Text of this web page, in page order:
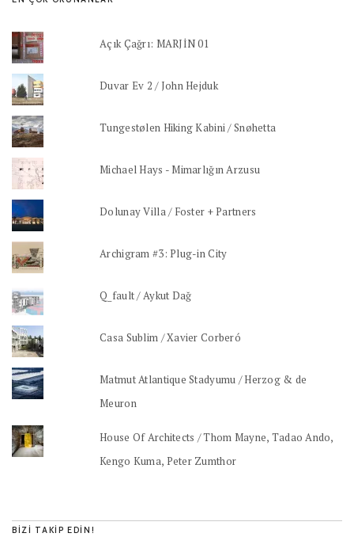
Açık Çağrı: MARJİN 01
Duvar Ev 2 / John Hejduk
Tungestølen Hiking Kabini / Snøhetta
Michael Hays - Mimarlığın Arzusu
Dolunay Villa / Foster + Partners
Archigram #3: Plug-in City
Q_fault / Aykut Dağ
Casa Sublim / Xavier Corberó
Matmut Atlantique Stadyumu / Herzog & de
Meuron
House Of Architects / Thom Mayne, Tadao Ando,
Kengo Kuma, Peter Zumthor
BIZI TAKIP EDIN!